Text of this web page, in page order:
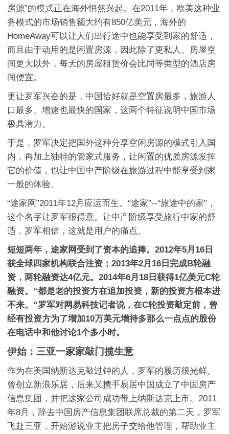
房源”的模式正在海外悄然兴起。在2011年，欧美这种业
务模式的市场销售额大约有850亿美元，海外的
HomeAway可以让人们出行途中也能享受到家的舒适，
而且由于动用的是闲置房源，因此除了更私人、房屋空
间更大以外，每天的房屋租赁价会比同等类型的酒店房
间便宜。
更让罗军兴奋的是，中国恰好就是空置房最多，旅游人
口最多、增速也最快的国家，这两个特征说明中国市场
极具潜力。
于是，罗军决定把国外这种分享空闲房源的模式引入国
内，再加上独特的管家式服务，让闲置的优质房源发挥
它的价值，也让中国中产阶级在旅游过程中能享受到家
一般的体验。
“途家网”2011年12月应运而生。“途家”--“旅途中的家”，
这个名字让罗军很得意。让中产阶级享受旅行中家的舒
适，罗军相信，这就是用户的痛点。
短短两年，途家网受到了资本的追捧。2012年5月16日
获全球四家机构联合注资；2013年2月16日完成B轮融
资，两轮融资达4亿元。2014年6月18日获得1亿美元C轮
融资。“都是老的投资方在追加投资，新的投资方根本进
不来。”罗军对网易科技记者说，在C轮投资敲定前，曾
经有投资方为了增加10万美元增持多那么一点点的股份
在电话中和他讨论1个多小时。
伊始：三亚一家家敲门揽生意
作为在美国纳斯达克敲过钟的人，罗军的履历很光鲜。
曾创立新浪乐居，后来又携手易居中国成立了中国房产
信息集团，并把这家公司成功带上纳斯达克上市。2011
年8月，辞去中国房产信息集团联席总裁的第二天，罗军
飞赴三亚，开始游说业主把房子交给他管理，帮助业主